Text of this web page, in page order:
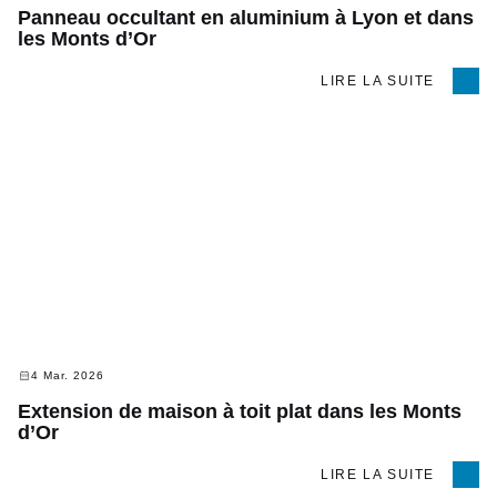
Panneau occultant en aluminium à Lyon et dans
les Monts d’Or
LIRE LA SUITE
4 Mar. 2026
Extension de maison à toit plat dans les Monts
d’Or
LIRE LA SUITE